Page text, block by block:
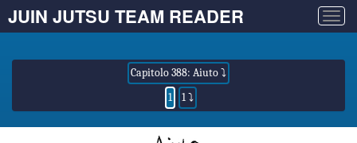
JUIN JUTSU TEAM READER
Capitolo 388: Aiuto ⤵
1
1 ⤵